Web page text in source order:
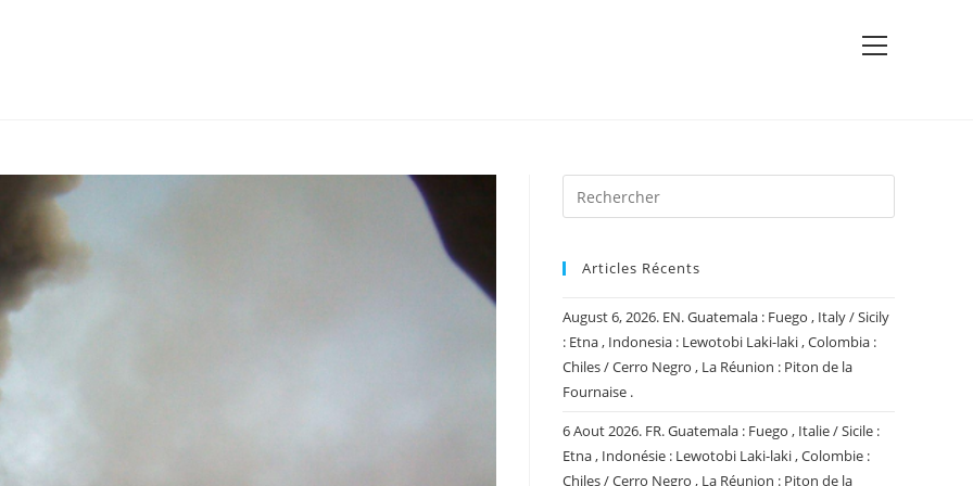
View
Articles Récents
August 6, 2026. EN. Guatemala : Fuego , Italy / Sicily
: Etna , Indonesia : Lewotobi Laki-laki , Colombia :
Chiles / Cerro Negro , La Réunion : Piton de la
Fournaise .
6 Aout 2026. FR. Guatemala : Fuego , Italie / Sicile :
Etna , Indonésie : Lewotobi Laki-laki , Colombie :
Chiles / Cerro Negro , La Réunion : Piton de la